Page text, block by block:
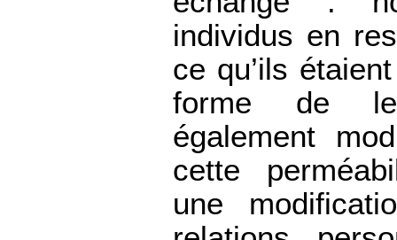
individus en
ce qu’ils
forme de
également
cette
une